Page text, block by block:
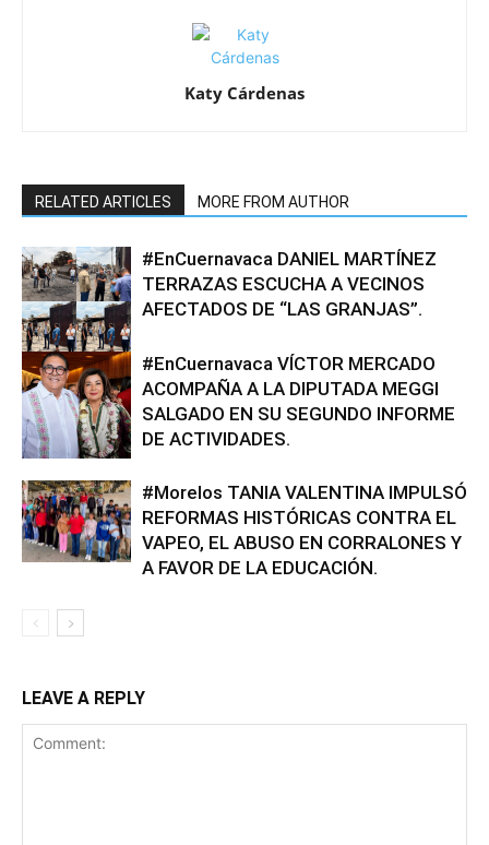
Katy Cárdenas
RELATED ARTICLES MORE FROM AUTHOR
#EnCuernavaca DANIEL MARTÍNEZ
TERRAZAS ESCUCHA A VECINOS
AFECTADOS DE “LAS GRANJAS”.
#EnCuernavaca VÍCTOR MERCADO
ACOMPAÑA A LA DIPUTADA MEGGI
SALGADO EN SU SEGUNDO INFORME
DE ACTIVIDADES.
#Morelos TANIA VALENTINA IMPULSÓ
REFORMAS HISTÓRICAS CONTRA EL
VAPEO, EL ABUSO EN CORRALONES Y
A FAVOR DE LA EDUCACIÓN.
LEAVE A REPLY